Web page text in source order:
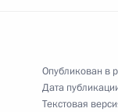
Москва, Кремль
Опубликован в
Дата
Текстовая